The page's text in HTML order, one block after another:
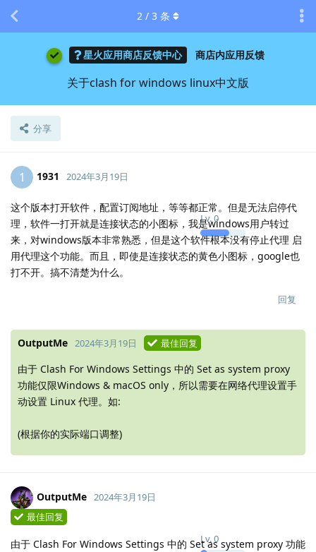
星火应用商店反馈中心 商店内应用反馈
关于clash for windows linux中文版
分享
2 / 3 条
1 1931
Lv.0
2024年3月19日
这个版本打开软件，配置订阅地址，等等都正常。但是无法启停代
理，软件一打开就是连接状态的小图标，我是windows用户转过
来，对windows版本非常熟悉，但是这个软件根本没有停止代理 启
用代理这个功能。而且，即使是连接状态的黄色小图标，google也
打不开。搞不清楚为什么。
回复
OutputMe 2024年3月19日 最佳回复
由于 Clash For Windows Settings 中的 Set as system proxy
功能仅限Windows & macOS only，所以需要在网络代理设置手
动设置 Linux 代理。如:
(根据你的实际端口调整)
OutputMe
Lv.0
2024年3月19日
最佳回复
由于 Clash For Windows Settings 中的 Set as system proxy 功能